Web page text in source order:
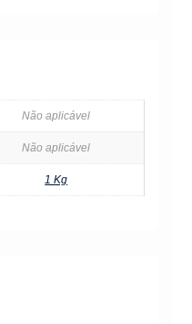
Não aplicável
Não aplicável
1 Kg